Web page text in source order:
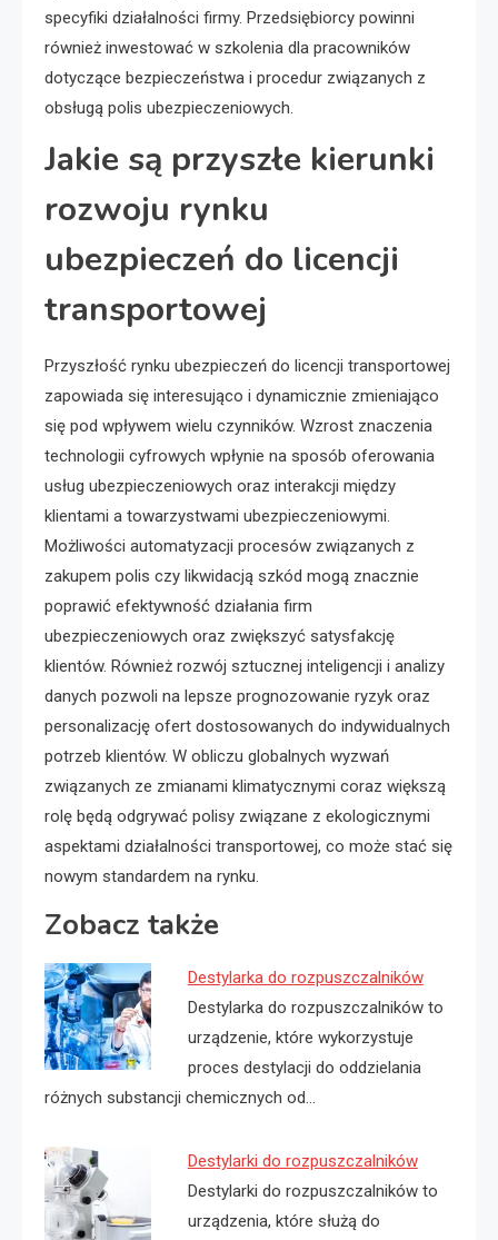
specyfiki działalności firmy. Przedsiębiorcy powinni
również inwestować w szkolenia dla pracowników
dotyczące bezpieczeństwa i procedur związanych z
obsługą polis ubezpieczeniowych.
Jakie są przyszłe kierunki
rozwoju rynku
ubezpieczeń do licencji
transportowej
Przyszłość rynku ubezpieczeń do licencji transportowej
zapowiada się interesująco i dynamicznie zmieniająco
się pod wpływem wielu czynników. Wzrost znaczenia
technologii cyfrowych wpłynie na sposób oferowania
usług ubezpieczeniowych oraz interakcji między
klientami a towarzystwami ubezpieczeniowymi.
Możliwości automatyzacji procesów związanych z
zakupem polis czy likwidacją szkód mogą znacznie
poprawić efektywność działania firm
ubezpieczeniowych oraz zwiększyć satysfakcję
klientów. Również rozwój sztucznej inteligencji i analizy
danych pozwoli na lepsze prognozowanie ryzyk oraz
personalizację ofert dostosowanych do indywidualnych
potrzeb klientów. W obliczu globalnych wyzwań
związanych ze zmianami klimatycznymi coraz większą
rolę będą odgrywać polisy związane z ekologicznymi
aspektami działalności transportowej, co może stać się
nowym standardem na rynku.
Zobacz także
Destylarka do rozpuszczalników
Destylarka do rozpuszczalników to
urządzenie, które wykorzystuje
proces destylacji do oddzielania
różnych substancji chemicznych od…
Destylarki do rozpuszczalników
Destylarki do rozpuszczalników to
urządzenia, które służą do